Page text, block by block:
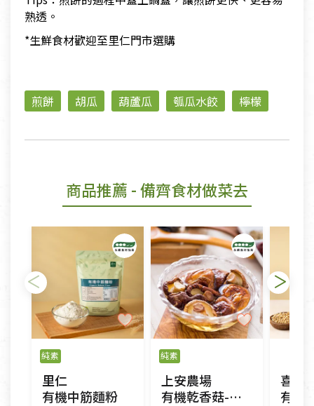
熟透。
*生鮮食材歡迎至里仁門市選購
煎餅 胡瓜 葫蘆瓜 瓠瓜水餃 檸檬
商品推薦 - 備齊食材做菜去
純素
里仁
有機中筋麵粉
純素
上安農場
有機乾香菇-大中菇
喜樂
有機